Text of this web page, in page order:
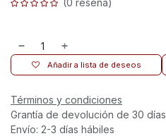
(0 reseña)
Añadir a lista de deseos
Términos y condiciones
Grantía de devolución de 30 días
Envío: 2-3 días hábiles